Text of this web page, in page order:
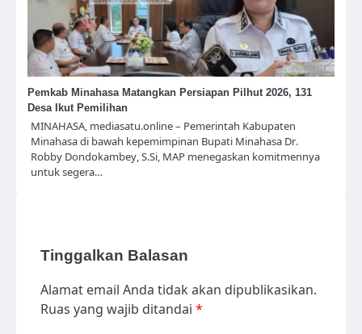
Pemkab Minahasa Matangkan Persiapan Pilhut 2026, 131
Desa Ikut Pemilihan
MINAHASA, mediasatu.online – Pemerintah Kabupaten
Minahasa di bawah kepemimpinan Bupati Minahasa Dr.
Robby Dondokambey, S.Si, MAP menegaskan komitmennya
untuk segera…
Tinggalkan Balasan
Alamat email Anda tidak akan dipublikasikan.
Ruas yang wajib ditandai *